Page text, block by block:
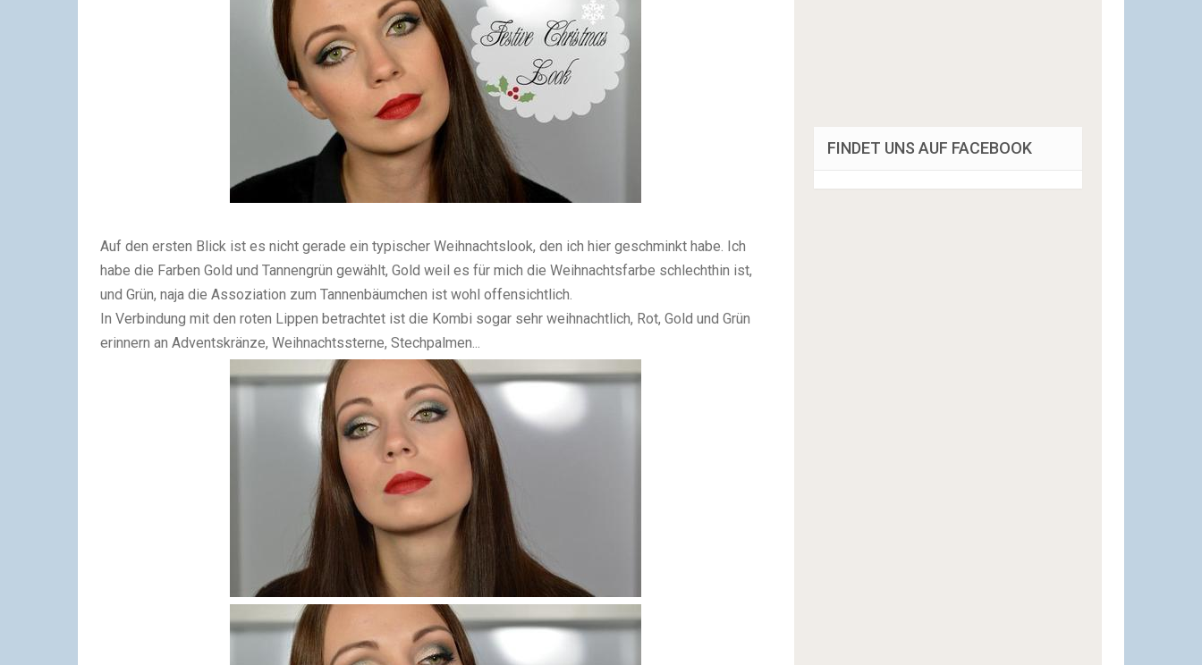
Auf den ersten Blick ist es nicht gerade ein typischer Weihnachtslook, den ich hier geschminkt habe. Ich
habe die Farben Gold und Tannengrün gewählt, Gold weil es für mich die Weihnachtsfarbe schlechthin ist,
und Grün, naja die Assoziation zum Tannenbäumchen ist wohl offensichtlich.
In Verbindung mit den roten Lippen betrachtet ist die Kombi sogar sehr weihnachtlich, Rot, Gold und Grün
erinnern an Adventskränze, Weihnachtssterne, Stechpalmen...
FINDET UNS AUF FACEBOOK